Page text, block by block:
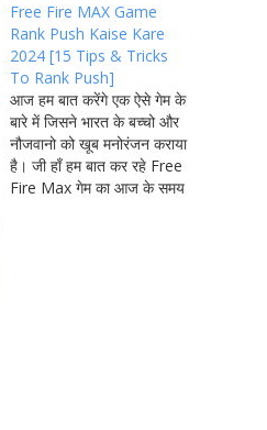
Free Fire MAX Game
Rank Push Kaise Kare
2024 [15 Tips & Tricks
To Rank Push]
आज हम बात करेंगे एक ऐसे गेम के
बारे में जिसने भारत के बच्चो और
नौजवानो को खूब मनोरंजन कराया
है। जी हाँ हम बात कर रहे Free
Fire Max गेम का आज के समय